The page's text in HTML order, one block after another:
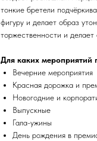
тонкие бретели
фигуру и делает образ
торжественности и
Для каких мероприятий
Вечерние мероприятия
Красная дорожка и
Новогодние и
Выпускные
Гала-ужины
День рождения в